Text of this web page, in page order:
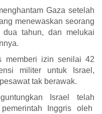
Gaza setelah
menewaskan seorang
tahun, dan melukai
memberi izin senilai 42
militer untuk Israel,
tak berawak.
Israel telah
Inggris oleh